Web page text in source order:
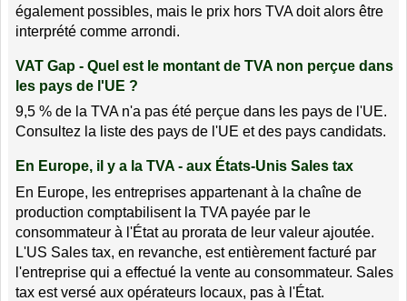
également possibles, mais le prix hors TVA doit alors être
interprété comme arrondi.
VAT Gap - Quel est le montant de TVA non perçue dans
les pays de l'UE ?
9,5 % de la TVA n'a pas été perçue dans les pays de l'UE.
Consultez la liste des pays de l'UE et des pays candidats.
En Europe, il y a la TVA - aux États-Unis Sales tax
En Europe, les entreprises appartenant à la chaîne de
production comptabilisent la TVA payée par le
consommateur à l'État au prorata de leur valeur ajoutée.
L'US Sales tax, en revanche, est entièrement facturé par
l'entreprise qui a effectué la vente au consommateur. Sales
tax est versé aux opérateurs locaux, pas à l'État.